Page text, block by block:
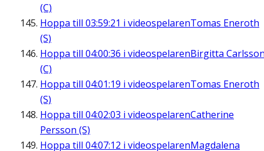
(C)
Hoppa till 03:59:21 i videospelarenTomas Eneroth
(S)
Hoppa till 04:00:36 i videospelarenBirgitta
(C)
Hoppa till 04:01:19 i videospelarenTomas Eneroth
(S)
Hoppa till 04:02:03 i videospelarenCatherine
Persson (S)
Hoppa till 04:07:12 i videospelarenMagdalena